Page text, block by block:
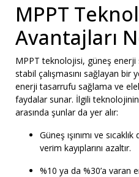
MPPT
Avantajları
MPPT teknolojisi, güneş
stabil çalışmasını sağlayan
enerji tasarrufu sağlama ve
faydalar sunar. İlgili
arasında şunlar da yer alır:
Güneş ışınımı ve
verim kayıplarını azaltır.
%10 ya da %30’a varan